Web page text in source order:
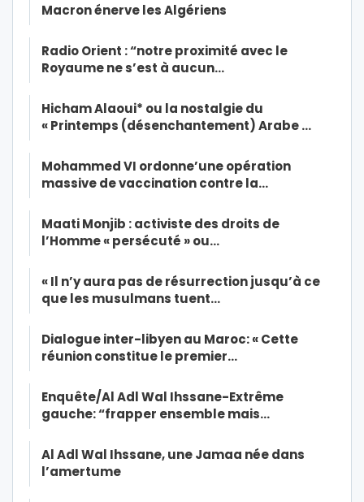
Macron énerve les Algériens
Radio Orient : “notre proximité avec le
Royaume ne s’est à aucun…
Hicham Alaoui* ou la nostalgie du
« Printemps (désenchantement) Arabe …
Mohammed VI ordonne’une opération
massive de vaccination contre la…
Maati Monjib : activiste des droits de
l’Homme « persécuté » ou…
« Il n’y aura pas de résurrection jusqu’à ce
que les musulmans tuent…
Dialogue inter-libyen au Maroc: « Cette
réunion constitue le premier…
Enquête/Al Adl Wal Ihssane-Extrême
gauche: “frapper ensemble mais…
Al Adl Wal Ihssane, une Jamaa née dans
l’amertume